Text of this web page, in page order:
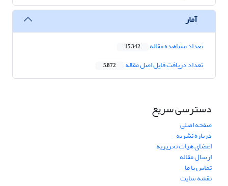
آمار
تعداد مشاهده مقاله 15,342
تعداد دریافت فایل اصل مقاله 5,872
دسترسی سریع
صفحه اصلی
درباره نشریه
اعضای هیات تحریریه
ارسال مقاله
تماس با ما
نقشه سایت